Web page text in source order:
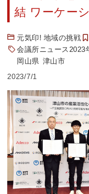
結 ワーケー
元気印! 地域の挑戦
会議所ニュース2023
岡山県 津山市
2023/7/1